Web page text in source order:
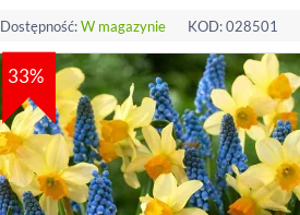
Dostępność:W magazynie KOD:028501
33%